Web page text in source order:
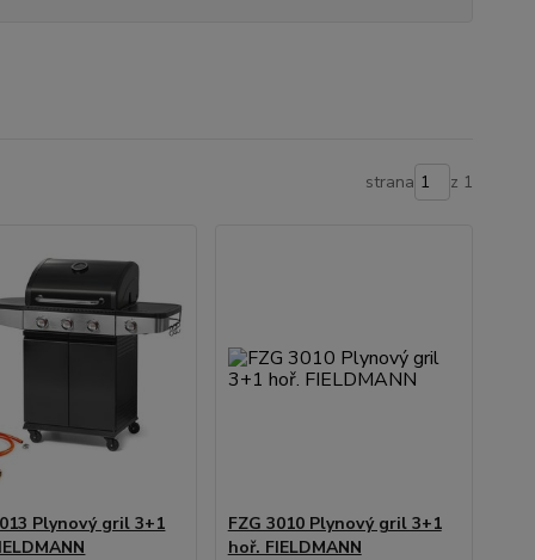
strana z 1
Plynový gril 3+1
FZG 3010 Plynový gril 3+1
hoř. FIELDMANN